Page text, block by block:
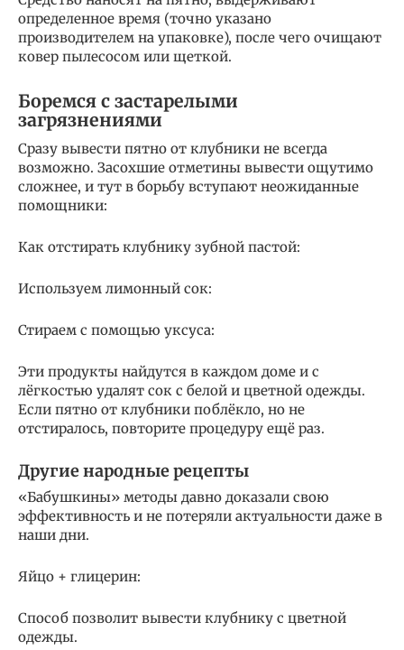
определенное время (точно указано
производителем на упаковке), после чего очищают
ковер пылесосом или щеткой.
Боремся с застарелыми
загрязнениями
Сразу вывести пятно от клубники не всегда
возможно. Засохшие отметины вывести ощутимо
сложнее, и тут в борьбу вступают неожиданные
помощники:
Как отстирать клубнику зубной пастой:
Используем лимонный сок:
Стираем с помощью уксуса:
Эти продукты найдутся в каждом доме и с
лёгкостью удалят сок с белой и цветной одежды.
Если пятно от клубники поблёкло, но не
отстиралось, повторите процедуру ещё раз.
Другие народные рецепты
«Бабушкины» методы давно доказали свою
эффективность и не потеряли актуальности даже в
наши дни.
Яйцо + глицерин:
Способ позволит вывести клубнику с цветной
одежды.